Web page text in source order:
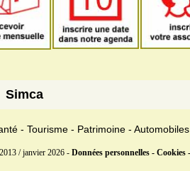
Simca
- Tourisme - Patrimoine - Automobiles
/ janvier 2026 - Données personnelles - Cookies